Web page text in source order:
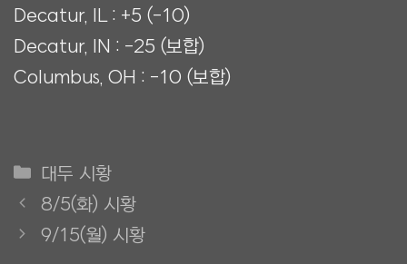
Decatur, IL : +5 (-10)
Decatur, IN : -25 (보합)
Columbus, OH : -10 (보합)
카
테
리
대두 시황
8/5(화) 시황
9/15(월) 시황